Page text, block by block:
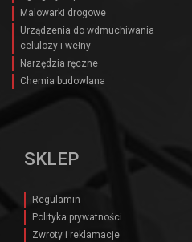
Malowarki drogowe
Urządzenia do wdmuchiwania
celulozy i wełny
Narzędzia ręczne
Chemia budowlana
SKLEP
Regulamin
Polityka prywatności
Zwroty i reklamacje